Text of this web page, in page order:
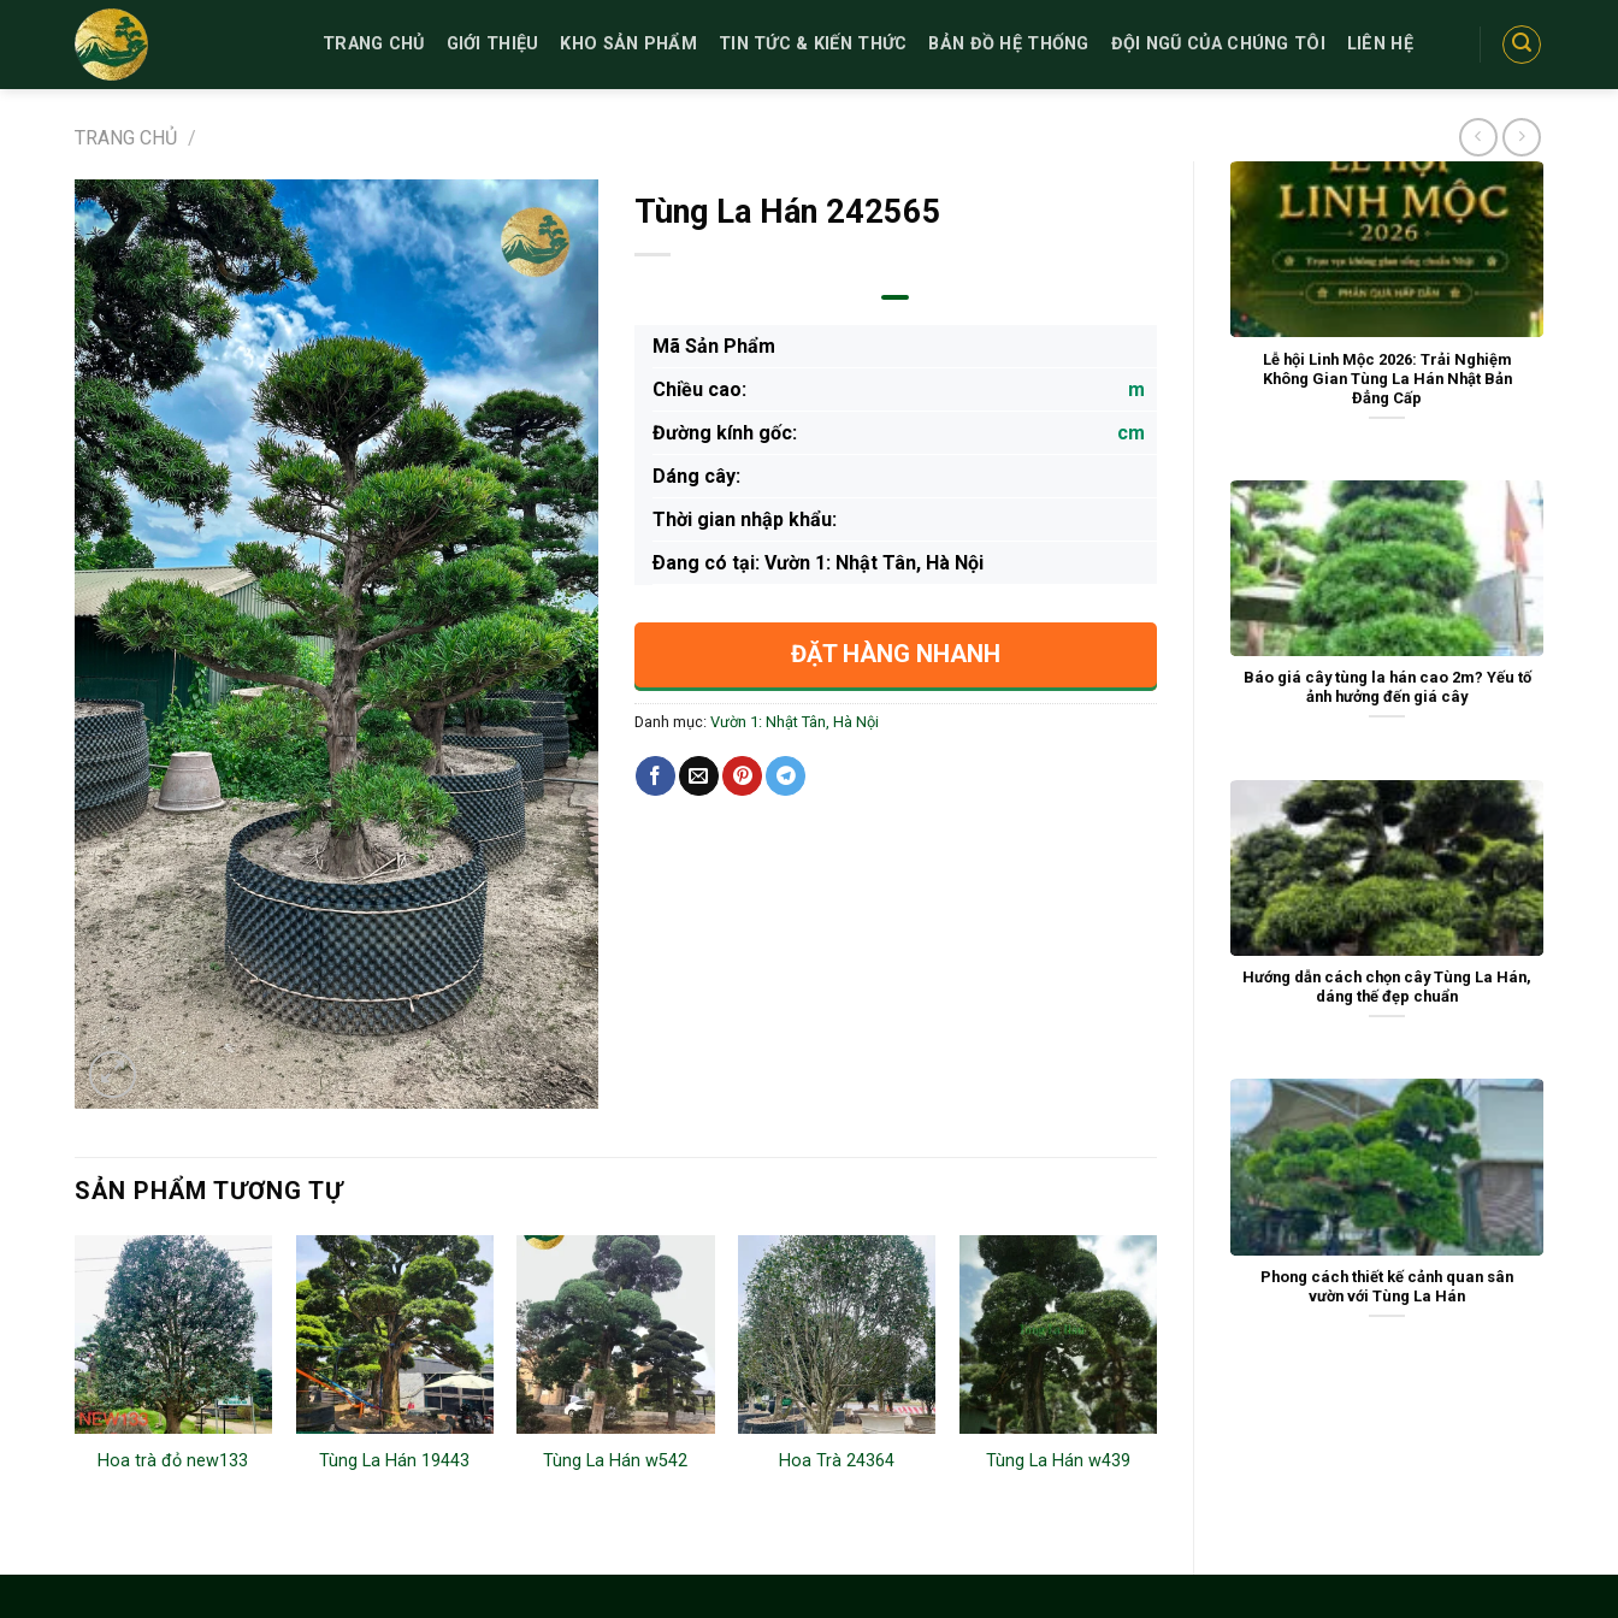
TRANG CHỦ GIỚI THIỆU KHO SẢN PHẨM TIN TỨC & KIẾN THỨC BẢN ĐỒ HỆ THỐNG ĐỘI NGŨ CỦA CHÚNG TÔI LIÊN HỆ
TRANG CHỦ /
Lễ hội Linh Mộc 2026: Trải Nghiệm
Không Gian Tùng La Hán Nhật Bản
Đẳng Cấp
Báo giá cây tùng la hán cao 2m? Yếu tố
ảnh hưởng đến giá cây
Hướng dẫn cách chọn cây Tùng La Hán,
dáng thế đẹp chuẩn
Phong cách thiết kế cảnh quan sân
vườn với Tùng La Hán
Tùng La Hán 242565
Mã Sản Phẩm
Chiều cao:
m
Đường kính gốc:
cm
Dáng cây:
Thời gian nhập khẩu:
Ðang có tại: Vườn 1: Nhật Tân, Hà Nội
ĐẶT HÀNG NHANH
Danh mục: Vườn 1: Nhật Tân, Hà Nội
SẢN PHẨM TƯƠNG TỰ
Hoa trà đỏ new133 Tùng La Hán 19443 Tùng La Hán w542 Hoa Trà 24364 Tùng La Hán w439